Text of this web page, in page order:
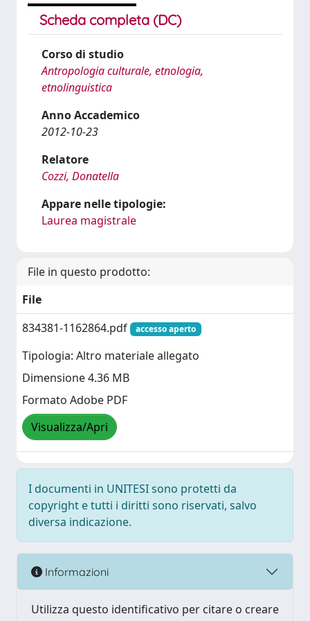
Scheda completa (DC)
Corso di studio
Antropologia culturale, etnologia,
etnolinguistica
Anno Accademico
2012-10-23
Relatore
Cozzi, Donatella
Appare nelle tipologie:
Laurea magistrale
File in questo prodotto:
File
834381-1162864.pdf
accesso aperto
Tipologia: Altro materiale allegato
Dimensione 4.36 MB
Formato Adobe PDF
Visualizza/Apri
I documenti in UNITESI sono protetti da
copyright e tutti i diritti sono riservati, salvo
diversa indicazione.
Informazioni
Utilizza questo identificativo per citare o creare